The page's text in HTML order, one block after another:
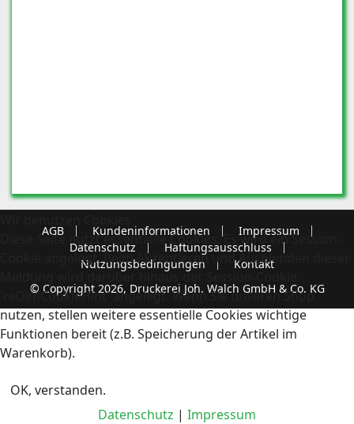
AGB Kundeninformationen
Impressum
Datenschutz
Haftungsausschluss
Nutzungsbedingungen
Kontakt
© Copyright 2026, Druckerei Joh. Walch GmbH & Co. KG
Diese Seite nutzt essentielle Cookies. Es wird ein Session-
Cookie angelegt. Beim Akzeptieren und Ausblenden dieser
Meldung wird darüber hinaus der Session-Cookie
'reDimCookieHint' angelegt. Wenn Sie unseren Shop
nutzen, stellen weitere essentielle Cookies wichtige
Funktionen bereit (z.B. Speicherung der Artikel im
Warenkorb).
OK, verstanden.
Datenschutz | Impressum